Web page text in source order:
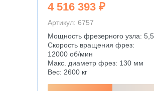
4 516 393 ₽
Артикул: 6757
Мощность фрезерного узла:
Скорость вращения фрез:
12000 об/мин
Макс. диаметр фрез: 130 мм
Вес: 2600 кг